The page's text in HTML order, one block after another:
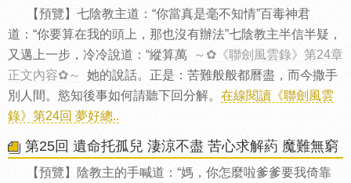
【預覽】七陰教主道：“你當真是毫不知情”百毒神君
道：“你要算在我的頭上，那也沒有辦法”七陰教主半信半疑，
又邁上一步，冷冷說道：“縱算萬
～✿《聯劍風雲錄》第24章
正文內容✿～
她的說話。正是：苦難般般都曆盡，而今撒手
別人間。慾知後事如何請聽下回分解。 在線閱讀《聯劍風雲
錄》第24回 夢好總..
第25回 遺命托孤兒 淒涼不盡 苦心求解葯 魔難無窮
【預覽】陰教主的手喊道：“媽，你怎麼啦爹爹要我倚靠